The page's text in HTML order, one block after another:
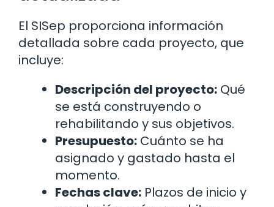
El SISep proporciona información
detallada sobre cada proyecto, que
incluye:
Descripción del proyecto: Qué
se está construyendo o
rehabilitando y sus objetivos.
Presupuesto: Cuánto se ha
asignado y gastado hasta el
momento.
Fechas clave: Plazos de inicio y